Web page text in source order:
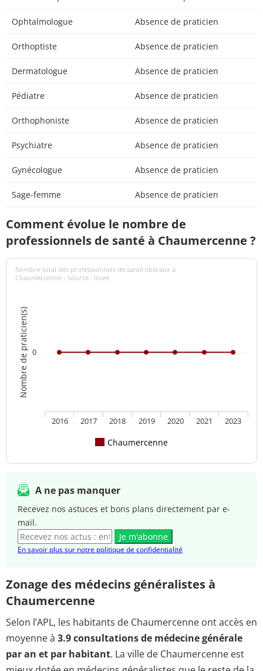
Ophtalmologue Absence de praticien
Orthoptiste Absence de praticien
Dermatologue Absence de praticien
Pédiatre Absence de praticien
Orthophoniste Absence de praticien
Psychiatre Absence de praticien
Gynécologue Absence de praticien
Sage-femme Absence de praticien
Comment évolue le nombre de
professionnels de santé à Chaumercenne ?
Nombre de praticien(s)
Nombre total des professionnels de santé libéraux à
Chaumercenne - Source : Insee
Chaumercenne
2016 2017 2018 2019 2020 2021 2023
0
A ne pas manquer
Recevez nos astuces et bons plans directement par e-
mail.
Je m'abonne
En savoir plus sur notre politique de confidentialité
Zonage des médecins généralistes à
Chaumercenne
Selon l’APL, les habitants de Chaumercenne ont accès en
moyenne à 3.9 consultations de médecine générale
par an et par habitant. La ville de Chaumercenne est